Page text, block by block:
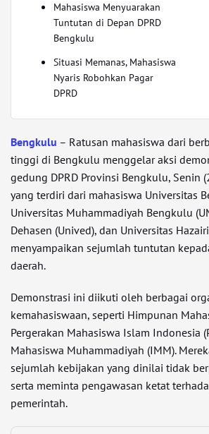
Mahasiswa Menyuarakan
Tuntutan di Depan DPRD
Bengkulu
Situasi Memanas, Mahasiswa
Nyaris Robohkan Pagar
DPRD
Bengkulu – Ratusan mahasiswa dari
tinggi di Bengkulu menggelar aksi
gedung DPRD Provinsi Bengkulu, Senin
yang terdiri dari mahasiswa Universitas
Universitas Muhammadiyah Bengkulu
Dehasen (Unived), dan Universitas
menyampaikan sejumlah tuntutan
daerah.
Demonstrasi ini diikuti oleh berbagai
kemahasiswaan, seperti Himpunan
Pergerakan Mahasiswa Islam Indonesia
Mahasiswa Muhammadiyah (IMM).
sejumlah kebijakan yang dinilai tidak
serta meminta pengawasan ketat
pemerintah.